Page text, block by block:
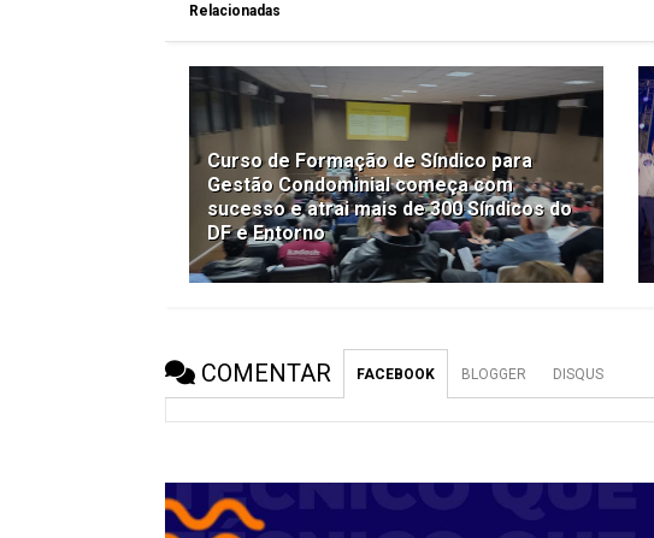
Relacionadas
Curso de Formação de Síndico para
Gestão Condominial começa com
sucesso e atrai mais de 300 Síndicos do
DF e Entorno
COMENTAR FACEBOOK BLOGGER DISQUS